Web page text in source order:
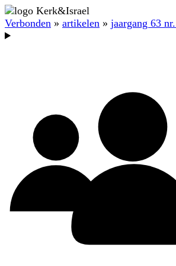
Verbonden » artikelen » jaargang 63